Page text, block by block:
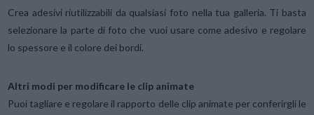
Crea adesivi riutilizzabili da qualsiasi foto nella tua galleria. Ti basta
selezionare la parte di foto che vuoi usare come adesivo e regolare
lo spessore e il colore dei bordi.
Altri modi per modificare le clip animate
Puoi tagliare e regolare il rapporto delle clip animate per conferirgli le